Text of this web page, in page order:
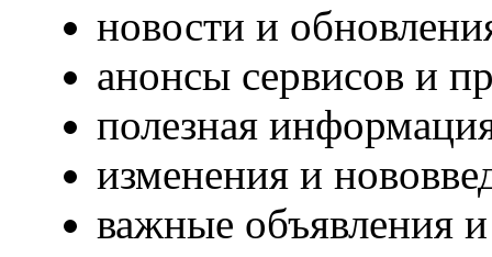
новости и
анонсы сервисов и
полезная
изменения и
важные объявления